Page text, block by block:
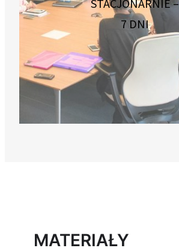
STACJONARNIE –
7 DNI
MATERIAŁY